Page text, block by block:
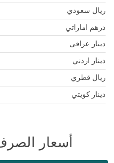
ريال سعودي
درهم اماراتي
دينار عراقي
دينار اردني
ريال قطري
دينار كويتي
أسعار